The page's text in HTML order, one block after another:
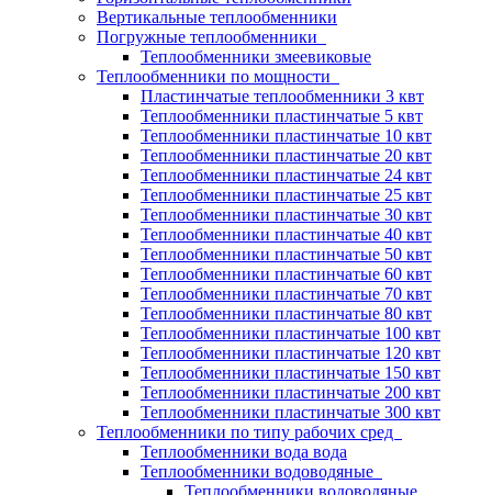
Вертикальные теплообменники
Погружные теплообменники
Теплообменники змеевиковые
Теплообменники по мощности
Пластинчатые теплообменники 3 квт
Теплообменники пластинчатые 5 квт
Теплообменники пластинчатые 10 квт
Теплообменники пластинчатые 20 квт
Теплообменники пластинчатые 24 квт
Теплообменники пластинчатые 25 квт
Теплообменники пластинчатые 30 квт
Теплообменники пластинчатые 40 квт
Теплообменники пластинчатые 50 квт
Теплообменники пластинчатые 60 квт
Теплообменники пластинчатые 70 квт
Теплообменники пластинчатые 80 квт
Теплообменники пластинчатые 100 квт
Теплообменники пластинчатые 120 квт
Теплообменники пластинчатые 150 квт
Теплообменники пластинчатые 200 квт
Теплообменники пластинчатые 300 квт
Теплообменники по типу рабочих сред
Теплообменники вода вода
Теплообменники водоводяные
Теплообменники водоводяные